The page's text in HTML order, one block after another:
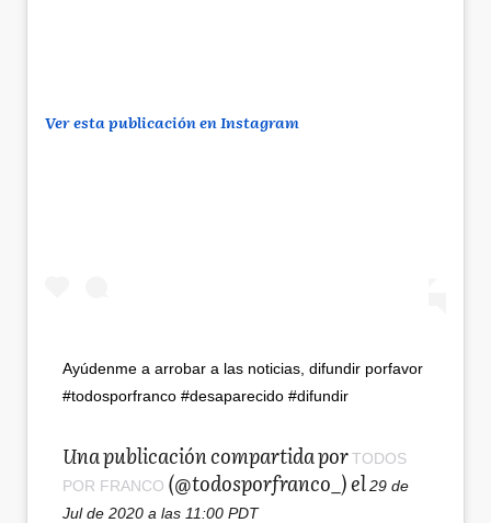
Ver esta publicación en Instagram
Ayúdenme a arrobar a las noticias, difundir porfavor
#todosporfranco #desaparecido #difundir
Una publicación compartida porTODOS
POR FRANCO (@todosporfranco_) el29 de
Jul de 2020 a las 11:00 PDT